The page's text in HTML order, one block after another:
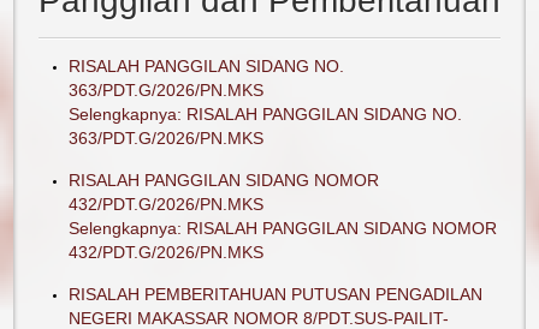
RISALAH PANGGILAN SIDANG NO.
363/PDT.G/2026/PN.MKS
Selengkapnya: RISALAH PANGGILAN SIDANG NO.
363/PDT.G/2026/PN.MKS
RISALAH PANGGILAN SIDANG NOMOR
432/PDT.G/2026/PN.MKS
Selengkapnya: RISALAH PANGGILAN SIDANG NOMOR
432/PDT.G/2026/PN.MKS
RISALAH PEMBERITAHUAN PUTUSAN PENGADILAN
NEGERI MAKASSAR NOMOR 8/PDT.SUS-PAILIT-